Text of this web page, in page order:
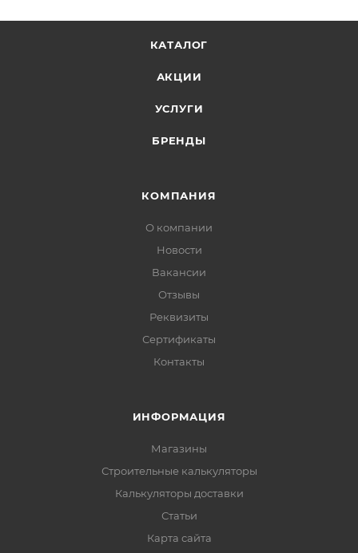
КАТАЛОГ
АКЦИИ
УСЛУГИ
БРЕНДЫ
КОМПАНИЯ
О компании
Новости
Вакансии
Отзывы
Реквизиты
Сертификаты
Контакты
ИНФОРМАЦИЯ
Магазины
Строительные калькуляторы
Калькуляторы доставки
Статьи
Карта сайта